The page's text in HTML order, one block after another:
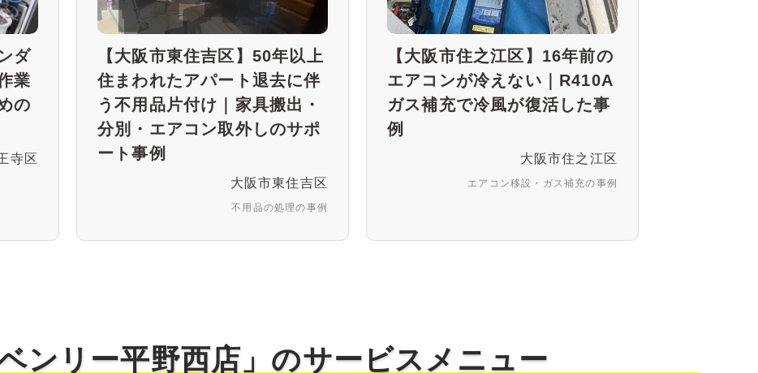
ダ
業
の
寺区
【大阪市東住吉区】50年以上
住まわれたアパート退去に伴
う不用品片付け｜家具搬出・
分別・エアコン取外しのサポ
ート事例
大阪市東住吉区
不用品の処理の事例
【大阪市住之江区】16年前の
エアコンが冷えない｜R410A
ガス補充で冷風が復活した事
例
大阪市住之江区
エアコン移設・ガス補充の事例
ンリー平野西店」のサービスメニュー